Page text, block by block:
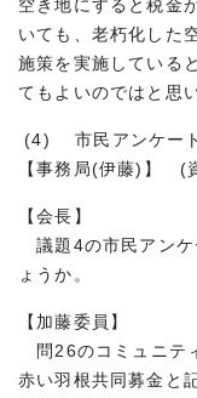
空き地にすると税金
いても、老朽化した
施策を実施している
てもよいのではと思
(4) 市民アンケー
【事務局(伊藤)】 (
【会長】
議題4の市民アンケ
ょうか。
【加藤委員】
問26のコミュニテ
赤い羽根共同募金と